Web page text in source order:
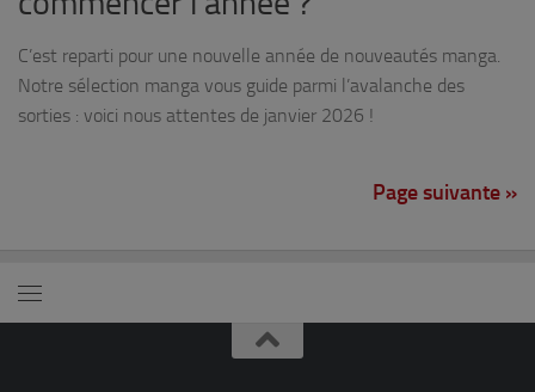
C’est reparti pour une nouvelle année de nouveautés manga.
Notre sélection manga vous guide parmi l’avalanche des
sorties : voici nous attentes de janvier 2026 !
Page suivante »